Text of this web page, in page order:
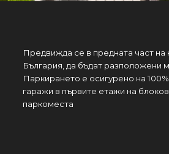
Предвижда се в предната част на
България, да бъдат разположени
Паркирането е осигурено на
гаражи в първите етажи на
паркоместа